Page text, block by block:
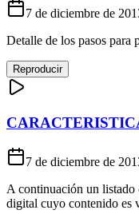
7 de diciembre de
Detalle de los pasos para
Reproducir
7 de diciembre de
A continuación un listado
digital cuyo contenido es